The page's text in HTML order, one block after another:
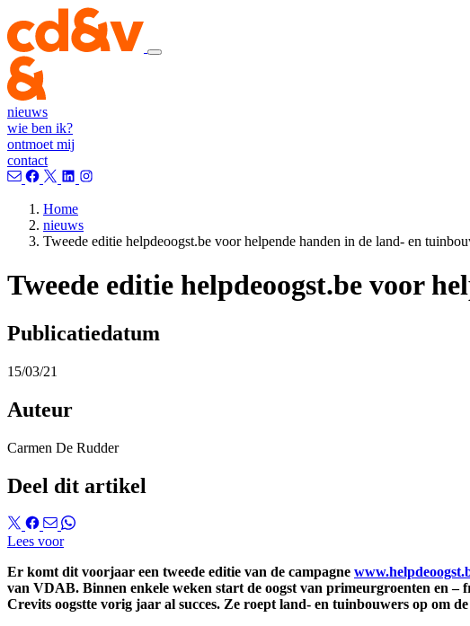
nieuws
wie ben ik?
ontmoet mij
contact
Home
nieuws
Tweede editie helpdeoogst.be voor helpende handen in de land- en
Tweede editie helpdeoogst.be voor
Publicatiedatum
15/03/21
Auteur
Carmen De Rudder
Deel dit artikel
Lees voor
Er komt dit voorjaar een tweede editie van de campagne
van VDAB. Binnen enkele weken start de oogst van primeurgroenten en
Crevits oogstte vorig jaar al succes. Ze roept land- en tuinbouwers op om